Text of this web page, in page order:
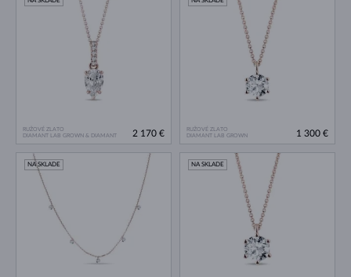
RUŽOVÉ ZLATO
DIAMANT LAB GROWN & DIAMANT
2 170 €
RUŽOVÉ ZLATO
DIAMANT LAB GROWN
1 300 €
NA SKLADE NA SKLADE